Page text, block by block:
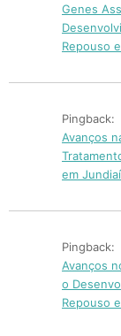
Genes
Repouso
Pingback:
Avanços
em
Pingback:
Avanços
o
Repouso